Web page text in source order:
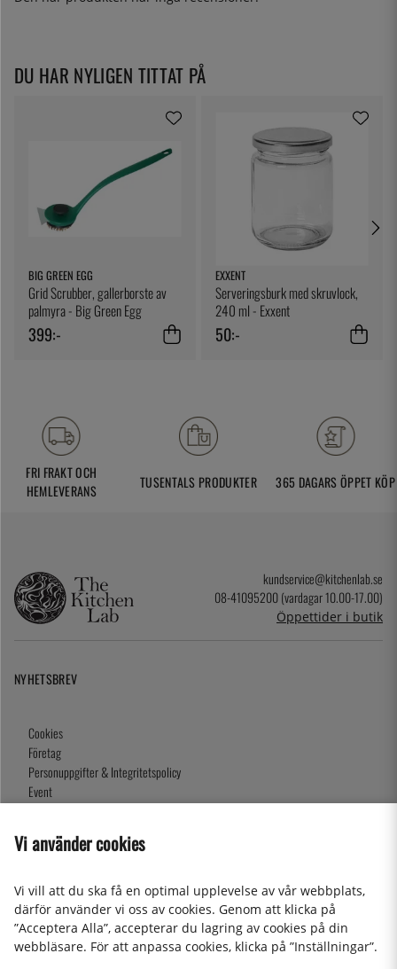
DU HAR NYLIGEN TITTAT PÅ
BIG GREEN EGG
Grid Scrubber, gallerborste av
palmyra - Big Green Egg
399:-
EXXENT
Serveringsburk med skruvlock,
240 ml - Exxent
50:-
FRI FRAKT OCH
HEMLEVERANS
TUSENTALS PRODUKTER 365 DAGARS ÖPPET KÖP
kundservice@kitchenlab.se
08-41095200 (vardagar 10.00-17.00)
Öppettider i butik
NYHETSBREV
Cookies
Företag
Personuppgifter & Integritetspolicy
Event
Om oss
Presentkort
2026 KitchenLab AB
Vi använder cookies
Vi vill att du ska få en optimal upplevelse av vår webbplats,
därför använder vi oss av cookies. Genom att klicka på
”Acceptera Alla”, accepterar du lagring av cookies på din
webbläsare. För att anpassa cookies, klicka på ”Inställningar”.